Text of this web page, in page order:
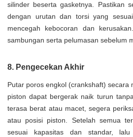
silinder beserta gasketnya. Pastikan
dengan urutan dan torsi yang
mencegah kebocoran dan
sambungan serta pelumasan sebelum
8. Pengecekan Akhir
Putar poros engkol (crankshaft) secara
piston dapat bergerak naik turun
terasa berat atau macet, segera
atau posisi piston. Setelah semua
sesuai kapasitas dan standar,